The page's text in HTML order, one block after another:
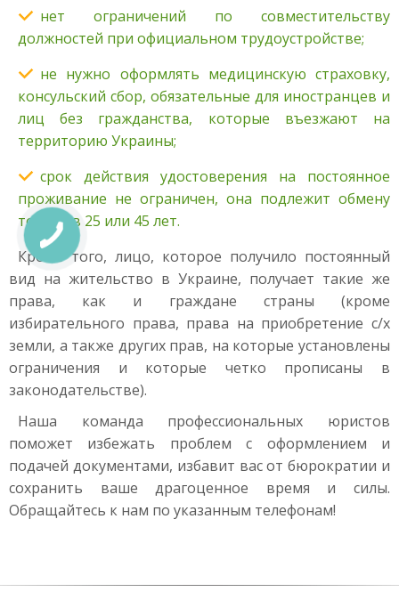
нет ограничений по совместительству
должностей при официальном трудоустройстве;
не нужно оформлять медицинскую страховку,
консульский сбор, обязательные для иностранцев и
лиц без гражданства, которые въезжают на
территорию Украины;
срок действия удостоверения на постоянное
проживание не ограничен, она подлежит обмену
только в 25 или 45 лет.
Кроме того, лицо, которое получило постоянный
вид на жительство в Украине, получает такие же
права, как и граждане страны (кроме
избирательного права, права на приобретение с/х
земли, а также других прав, на которые установлены
ограничения и которые четко прописаны в
законодательстве).
Наша команда профессиональных юристов
поможет избежать проблем с оформлением и
подачей документами, избавит вас от бюрократии и
сохранить ваше драгоценное время и силы.
Обращайтесь к нам по указанным телефонам!